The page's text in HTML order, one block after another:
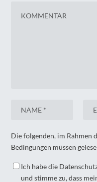
Die folgenden, im Rahmen
Bedingungen müssen
Ich habe die
und stimme zu, dass